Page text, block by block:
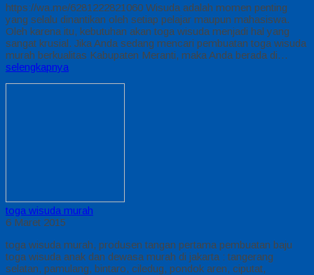
https://wa.me/6281222821060 Wisuda adalah momen penting
yang selalu dinantikan oleh setiap pelajar maupun mahasiswa.
Oleh karena itu, kebutuhan akan toga wisuda menjadi hal yang
sangat krusial. Jika Anda sedang mencari pembuatan toga wisuda
murah berkualitas Kabupaten Meranti, maka Anda berada di…
selengkapnya
toga wisuda murah
6 Maret 2015
toga wisuda murah, produsen tangan pertama pembuatan baju
toga wisuda anak dan dewasa murah di jakarta : tangerang
selatan, pamulang, bintaro, ciledug, pondok aren, ciputat,